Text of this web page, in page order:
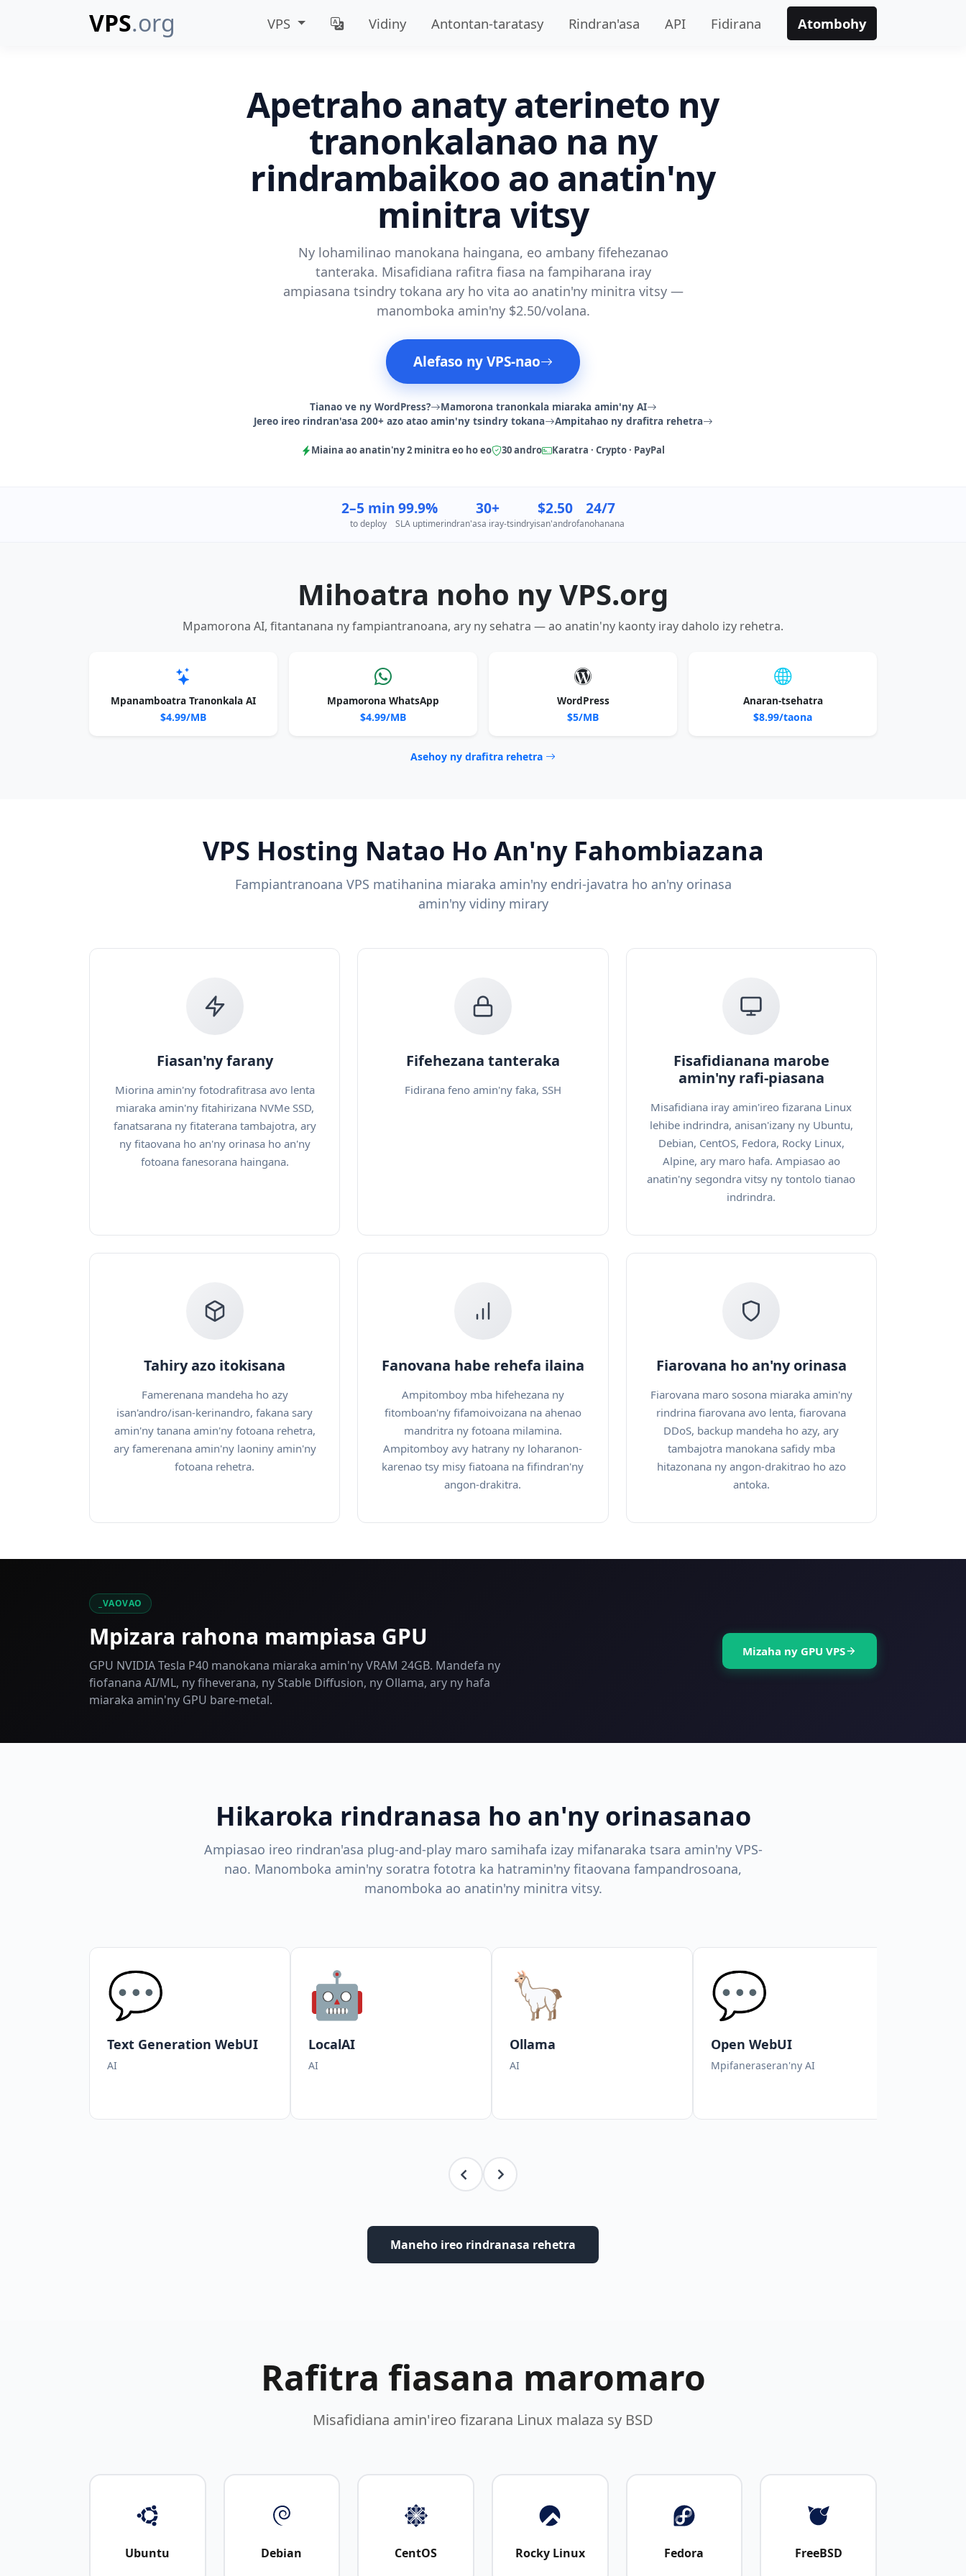
VPS.org VPS Vidiny Antontan-taratasy Rindran'asa API Fidirana Atombohy
Apetraho anaty aterineto ny
tranonkalanao na ny
rindrambaikoo ao anatin'ny
minitra vitsy
Ny lohamilinao manokana haingana, eo ambany fifehezanao
tanteraka. Misafidiana rafitra fiasa na fampiharana iray
ampiasana tsindry tokana ary ho vita ao anatin'ny minitra vitsy —
manomboka amin'ny $2.50/volana.
Alefaso ny VPS-nao
Tianao ve ny WordPress?
Mamorona tranonkala miaraka amin'ny AI
Jereo ireo rindran'asa 200+ azo atao amin'ny tsindry tokana
Ampitahao ny drafitra rehetra
Miaina ao anatin'ny 2 minitra eo ho eo 30 andro Karatra · Crypto · PayPal
2–5 min
to deploy
99.9%
SLA uptime
30+
rindran'asa iray-tsindry
$2.50
isan'andro
24/7
fanohanana
Mihoatra noho ny VPS.org
Mpamorona AI, fitantanana ny fampiantranoana, ary ny sehatra — ao anatin'ny kaonty iray daholo izy rehetra.
Mpanamboatra Tranonkala AI
$4.99/MB
Mpamorona WhatsApp
$4.99/MB
WordPress
$5/MB
Anaran-tsehatra
$8.99/taona
Asehoy ny drafitra rehetra
VPS Hosting Natao Ho An'ny Fahombiazana
Fampiantranoana VPS matihanina miaraka amin'ny endri-javatra ho an'ny orinasa
amin'ny vidiny mirary
Fiasan'ny farany
Miorina amin'ny fotodrafitrasa avo lenta
miaraka amin'ny fitahirizana NVMe SSD,
fanatsarana ny fitaterana tambajotra, ary
ny fitaovana ho an'ny orinasa ho an'ny
fotoana fanesorana haingana.
Fifehezana tanteraka
Fidirana feno amin'ny faka, SSH
Fisafidianana marobe
amin'ny rafi-piasana
Misafidiana iray amin'ireo fizarana Linux
lehibe indrindra, anisan'izany ny Ubuntu,
Debian, CentOS, Fedora, Rocky Linux,
Alpine, ary maro hafa. Ampiasao ao
anatin'ny segondra vitsy ny tontolo tianao
indrindra.
Tahiry azo itokisana
Famerenana mandeha ho azy
isan'andro/isan-kerinandro, fakana sary
amin'ny tanana amin'ny fotoana rehetra,
ary famerenana amin'ny laoniny amin'ny
fotoana rehetra.
Fanovana habe rehefa ilaina
Ampitomboy mba hifehezana ny
fitomboan'ny fifamoivoizana na ahenao
mandritra ny fotoana milamina.
Ampitomboy avy hatrany ny loharanon-
karenao tsy misy fiatoana na fifindran'ny
angon-drakitra.
Fiarovana ho an'ny orinasa
Fiarovana maro sosona miaraka amin'ny
rindrina fiarovana avo lenta, fiarovana
DDoS, backup mandeha ho azy, ary
tambajotra manokana safidy mba
hitazonana ny angon-drakitrao ho azo
antoka.
_VAOVAO
Mpizara rahona mampiasa GPU
GPU NVIDIA Tesla P40 manokana miaraka amin'ny VRAM 24GB. Mandefa ny
fiofanana AI/ML, ny fiheverana, ny Stable Diffusion, ny Ollama, ary ny hafa
miaraka amin'ny GPU bare-metal.
Mizaha ny GPU VPS
Hikaroka rindranasa ho an'ny orinasanao
Ampiasao ireo rindran'asa plug-and-play maro samihafa izay mifanaraka tsara amin'ny VPS-
nao. Manomboka amin'ny soratra fototra ka hatramin'ny fitaovana fampandrosoana,
manomboka ao anatin'ny minitra vitsy.
💬
Text Generation WebUI
AI
🤖
LocalAI
AI
🦙
Ollama
AI
💬
Open WebUI
Mpifaneraseran'ny AI
Maneho ireo rindranasa rehetra
Rafitra fiasana maromaro
Misafidiana amin'ireo fizarana Linux malaza sy BSD
Ubuntu Debian CentOS Rocky Linux Fedora FreeBSD